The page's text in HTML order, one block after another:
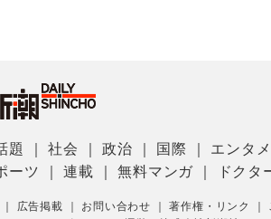
題 ｜社会 ｜政治 国際 エンタメ
ーツ ｜連載 ｜無料マンガ ドクタ
｜ 広告掲載 ｜ お問い合わせ ｜著作権・リンク ｜